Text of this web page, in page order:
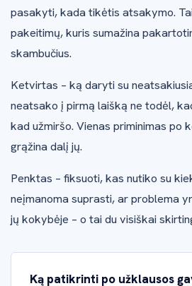
pasakyti, kada tikėtis atsakymo.
pakeitimų, kuris sumažina
skambučius.
Ketvirtas – ką daryti su
neatsako į pirmą laišką ne todėl,
kad užmiršo. Vienas priminimas po
grąžina dalį jų.
Penktas – fiksuoti, kas nutiko su
neįmanoma suprasti, ar problema
jų kokybėje – o tai du visiškai
Ką patikrinti po užklausos